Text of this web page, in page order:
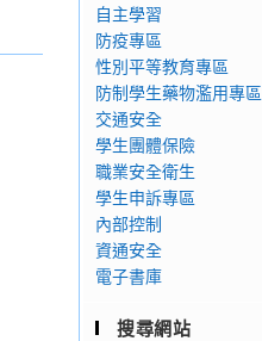
自主學習
防疫專區
性別平等教育專區
防制學生藥物濫用專區
交通安全
學生團體保險
職業安全衛生
學生申訴專區
內部控制
資通安全
電子書庫
搜尋網站